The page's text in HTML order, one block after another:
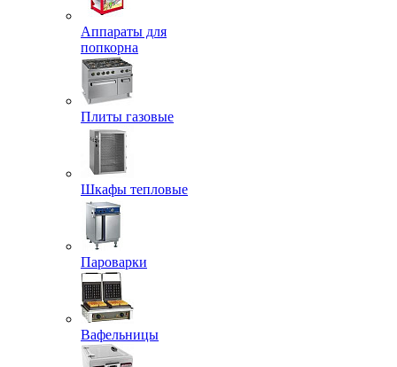
Аппараты для
попкорна
Плиты газовые
Шкафы тепловые
Пароварки
Вафельницы